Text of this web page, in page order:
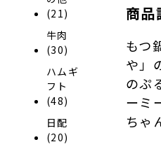
(21)
牛肉
(30)
ハムギ
フト
(48)
日配
(20)
商品
もつ
や」
のぷ
ーミ
ちゃ